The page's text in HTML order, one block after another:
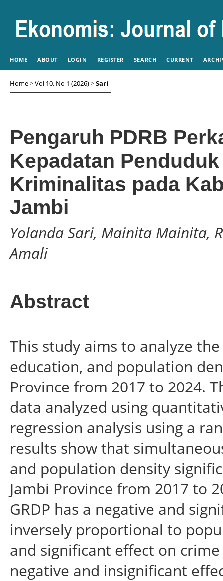
HOME ABOUT LOGIN REGISTER SEARCH CURRENT
Home>Vol 10, No 1 (2026)>Sari
Pengaruh PDRB
Kepadatan
Kriminalitas pada
Jambi
Yolanda Sari, Mainita Mainita,
Amali
Abstract
This study aims to analyze
education, and population
Province from 2017 to 2024.
data analyzed using
regression analysis using a
results show that
and population density
Jambi Province from 2017 to
GRDP has a negative and
inversely proportional to
and significant effect on
negative and insignificant